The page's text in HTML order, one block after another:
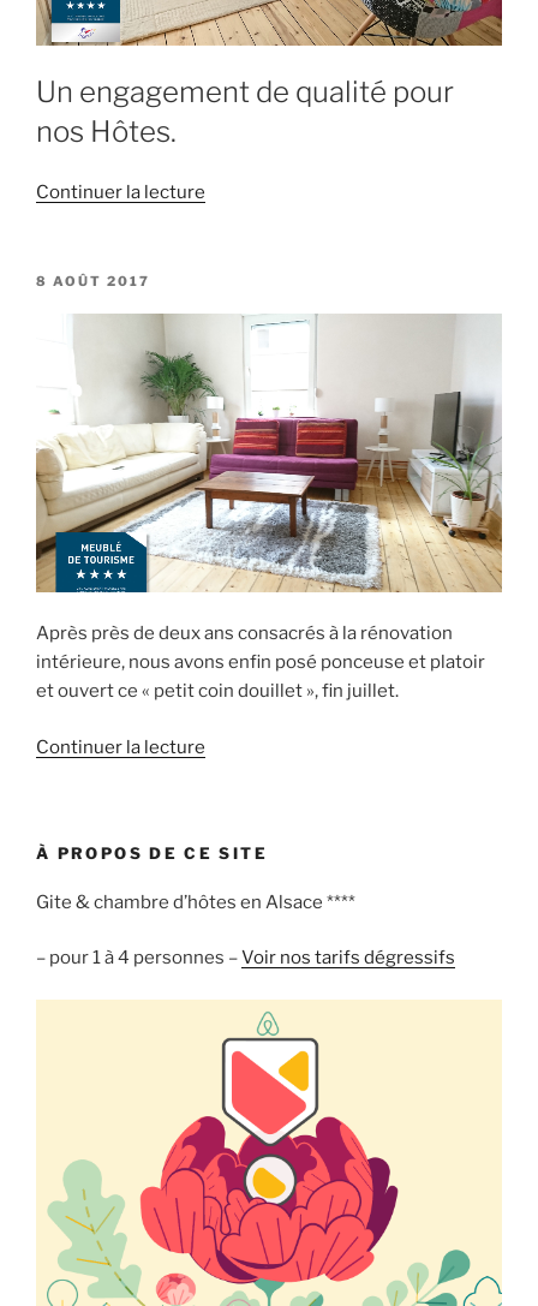
Un engagement de qualité pour
nos Hôtes.
Continuer la lecture
PUBLIÉ
8 AOÛT 2017
Après près de deux ans consacrés à la rénovation
intérieure, nous avons enfin posé ponceuse et platoir
et ouvert ce « petit coin douillet », fin juillet.
Continuer la lecture
ouvert. »
À PROPOS DE CE SITE
Gite & chambre d’hôtes en Alsace ****
– pour 1 à 4 personnes –Voir nos tarifs dégressifs